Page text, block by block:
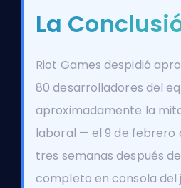
La
Riot Games despidió
80 desarrolladores del
aproximadamente la
laboral — el 9 de febrero
tres semanas después
completo en consola del